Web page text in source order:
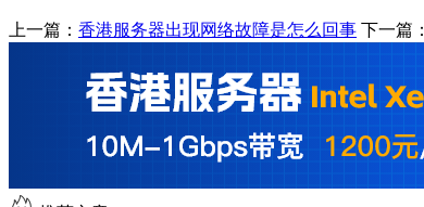
上一篇： 香港服务器出现网络故障是怎么回事 下一篇：